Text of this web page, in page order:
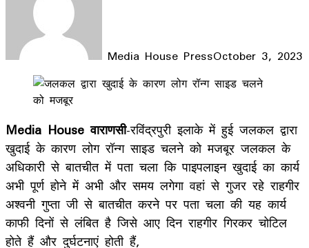
Media House PressOctober 3, 2023
Facebook
LinkedIn
WhatsApp
Telegram
Media House वाराणसी-रविंद्रपुरी इलाके में हुई जलकल द्वारा
खुदाई के कारण लोग रॉन्ग साइड चलने को मजबूर जलकल के
अधिकारी से बातचीत में पता चला कि पाइपलाइन खुदाई का कार्य
अभी पूर्ण होने में अभी और समय लगेगा वहां से गुजर रहे राहगीर
अश्वनी गुप्ता जी से बातचीत करने पर पता चला की यह कार्य
काफी दिनों से लंबित है जिसे आए दिन राहगीर गिरकर चोटिल
होते हैं और दुर्घटनाएं होती हैं,